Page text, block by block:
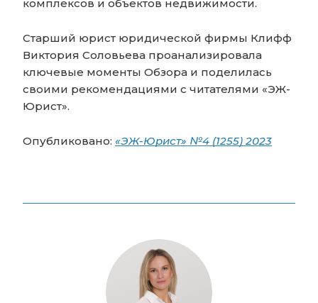
комплексов и объектов недвижимости.
Старший юрист юридической фирмы Клифф
Виктория Соловьева проанализировала
ключевые моменты Обзора и поделилась
своими рекомендациями с читателями «ЭЖ-
Юрист».
Опубликовано: «ЭЖ-Юрист» №4 (1255) 2023